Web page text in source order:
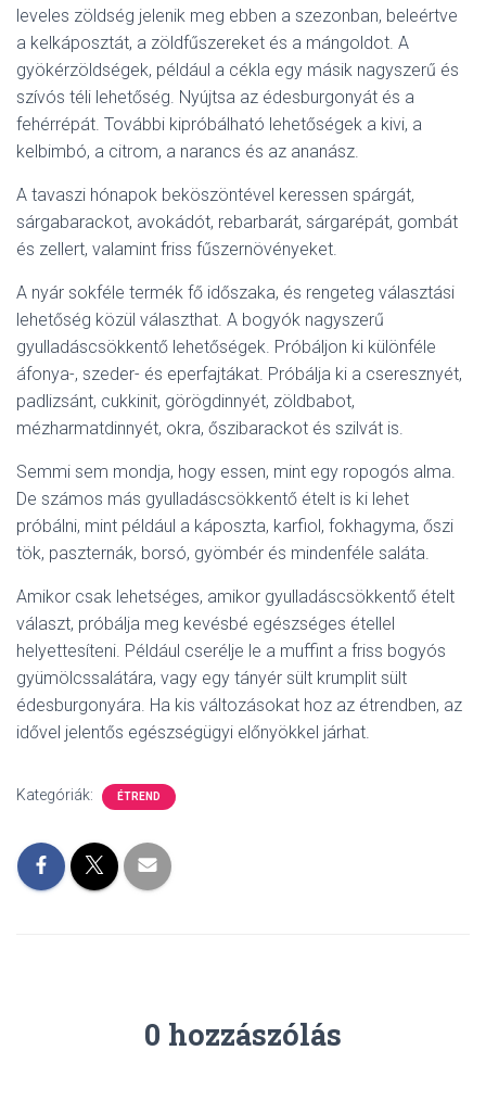
leveles zöldség jelenik meg ebben a szezonban, beleértve
a kelkáposztát, a zöldfűszereket és a mángoldot. A
gyökérzöldségek, például a cékla egy másik nagyszerű és
szívós téli lehetőség. Nyújtsa az édesburgonyát és a
fehérrépát. További kipróbálható lehetőségek a kivi, a
kelbimbó, a citrom, a narancs és az ananász.
A tavaszi hónapok beköszöntével keressen spárgát,
sárgabarackot, avokádót, rebarbarát, sárgarépát, gombát
és zellert, valamint friss fűszernövényeket.
A nyár sokféle termék fő időszaka, és rengeteg választási
lehetőség közül választhat. A bogyók nagyszerű
gyulladáscsökkentő lehetőségek. Próbáljon ki különféle
áfonya-, szeder- és eperfajtákat. Próbálja ki a cseresznyét,
padlizsánt, cukkinit, görögdinnyét, zöldbabot,
mézharmatdinnyét, okra, őszibarackot és szilvát is.
Semmi sem mondja, hogy essen, mint egy ropogós alma.
De számos más gyulladáscsökkentő ételt is ki lehet
próbálni, mint például a káposzta, karfiol, fokhagyma, őszi
tök, paszternák, borsó, gyömbér és mindenféle saláta.
Amikor csak lehetséges, amikor gyulladáscsökkentő ételt
választ, próbálja meg kevésbé egészséges étellel
helyettesíteni. Például cserélje le a muffint a friss bogyós
gyümölcssalátára, vagy egy tányér sült krumplit sült
édesburgonyára. Ha kis változásokat hoz az étrendben, az
idővel jelentős egészségügyi előnyökkel járhat.
Kategóriák: ÉTREND
0 hozzászólás